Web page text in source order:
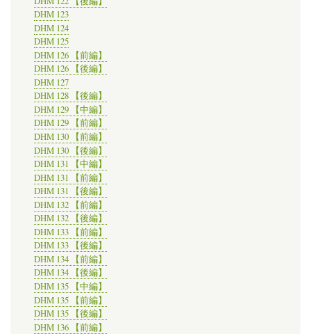
DHM 123
DHM 124
DHM 125
DHM 126 【前編】
DHM 126 【後編】
DHM 127
DHM 128 【後編】
DHM 129 【中編】
DHM 129 【前編】
DHM 130 【前編】
DHM 130 【後編】
DHM 131 【中編】
DHM 131 【前編】
DHM 131 【後編】
DHM 132 【前編】
DHM 132 【後編】
DHM 133 【前編】
DHM 133 【後編】
DHM 134 【前編】
DHM 134 【後編】
DHM 135 【中編】
DHM 135 【前編】
DHM 135 【後編】
DHM 136 【前編】